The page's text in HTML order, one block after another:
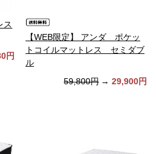
ス
円
【WEB限定】 アンダ ポケッ
トコイルマットレス セミダブ
ル
59,800円 → 29,900円